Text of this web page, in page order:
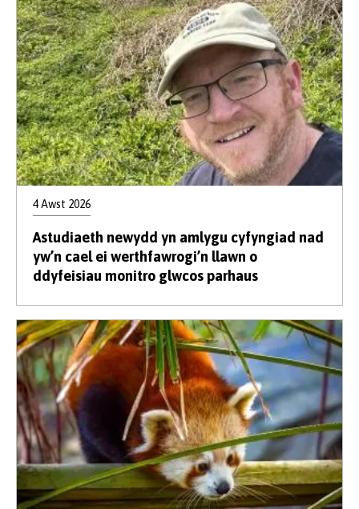
4 Awst 2026
Astudiaeth newydd yn amlygu cyfyngiad nad
yw’n cael ei werthfawrogi’n llawn o
ddyfeisiau monitro glwcos parhaus